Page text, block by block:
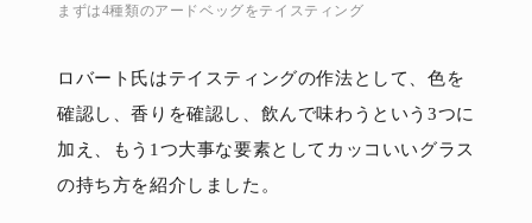
まずは4種類のアードベッグをテイスティング
ロバート氏はテイスティングの作法として、色を
確認し、香りを確認し、飲んで味わうという3つに
加え、もう1つ大事な要素としてカッコいいグラス
の持ち方を紹介しました。